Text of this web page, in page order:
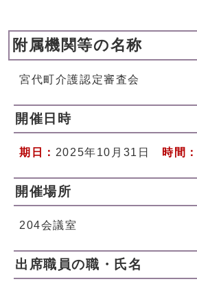
附属機関等の名称
宮代町介護認定審査会
開催日時
期日： 2025年10月31日 時間：
開催場所
204会議室
出席職員の職・氏名